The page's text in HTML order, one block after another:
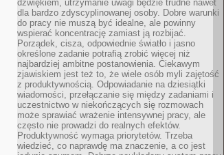
dźwiękiem, utrzymanie uwagi będzie trudne nawet
dla bardzo zdyscyplinowanej osoby. Dobre warunki
do pracy nie muszą być idealne, ale powinny
wspierać koncentrację zamiast ją rozbijać.
Porządek, cisza, odpowiednie światło i jasno
określone zadanie potrafią zrobić więcej niż
najbardziej ambitne postanowienia. Ciekawym
zjawiskiem jest też to, że wiele osób myli zajętość
z produktywnością. Odpowiadanie na dziesiątki
wiadomości, przełączanie się między zadaniami i
uczestnictwo w niekończących się rozmowach
może sprawiać wrażenie intensywnej pracy, ale
często nie prowadzi do realnych efektów.
Produktywność wymaga priorytetów. Trzeba
wiedzieć, co naprawdę ma znaczenie, a co jest